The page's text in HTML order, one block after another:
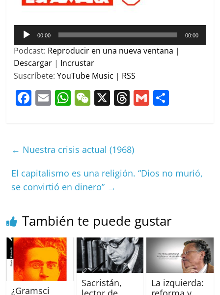
Reproductor
de
audio
00:00 00:00
Podcast: Reproducir en una nueva ventana |
Descargar | Incrustar
Suscríbete:YouTube Music | RSS
F
e
o
o
E
l
W
s
p
p
W
h
X T
a
d
s
G
tir
← Nuestra crisis actual (1968)
El capitalismo es una religión. “Dios no murió,
se convirtió en dinero” →
También te puede gustar
¿Gramsci
Sacristán,
La izquierda: